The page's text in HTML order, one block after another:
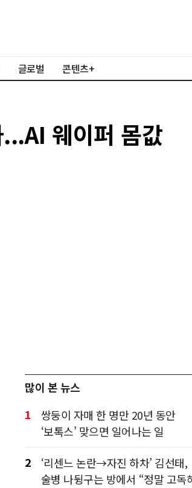
글로벌 콘텐츠+
웨이퍼 몸값
많이 본 뉴스
1
쌍둥이 자매 한 명만 20년 동안
‘보톡스’ 맞으면 일어나는 일
2
‘리센느 논란→자진 하차’ 김선태,
술병 나뒹구는 방에서 “정말 고독